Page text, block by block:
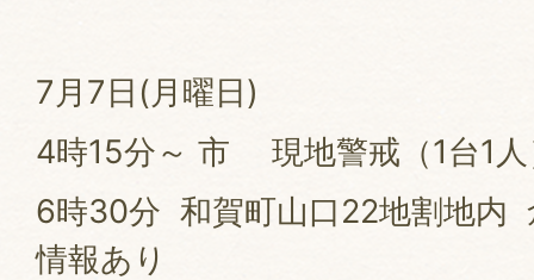
7月7日(月曜日)
4時15分～ 市 現地警戒（1台1人
6時30分 和賀町山口22地割地内
情報あり